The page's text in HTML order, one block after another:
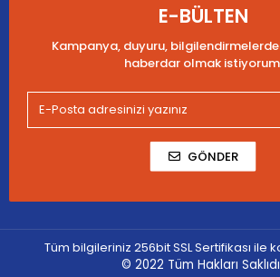
E-BÜLTEN
Kampanya, duyuru,
haberdar olmak
GÖNDER
Tüm bilgileriniz 256bit SSL Sertifikası ile
© 2022 Tüm Hakları